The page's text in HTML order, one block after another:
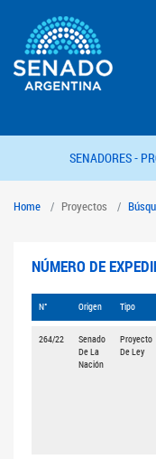
SENADORES -
Home Proyectos
NÚMERO DE
N° Origen Tipo
264/22
Senado
De La
Nación
Proyecto
De Ley